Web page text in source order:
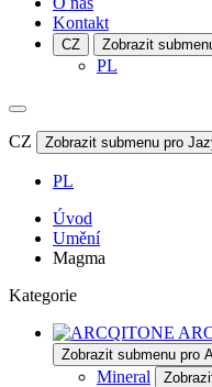
Kontakt
CZ Zobrazit
PL
CZ Zobrazit submenu pro
PL
Úvod
Umění
Magma
Kategorie
Zobrazit submenu pro
Mineral